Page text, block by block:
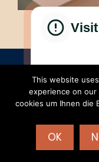
425619 |AGB|
Theme
This website
experience on
cookies um Ihnen die
OK